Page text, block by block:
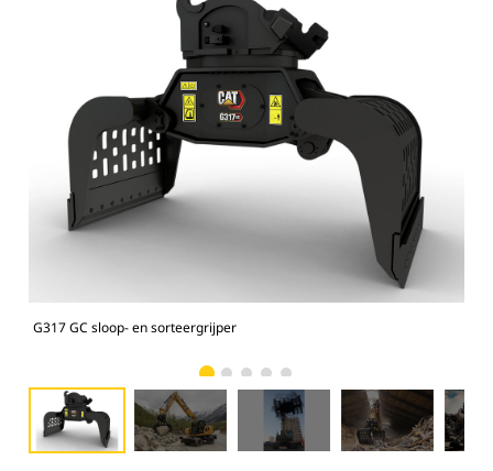
G317 GC sloop- en sorteergrijper